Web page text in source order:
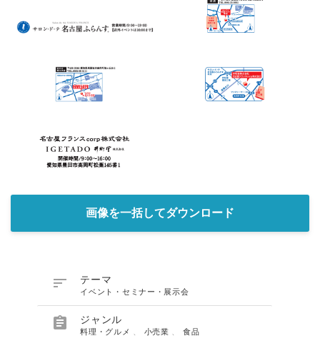
画像を一括してダウンロード
 テーマ
イベント・セミナー・展示会
 ジャンル
料理・グルメ 小売業 食品
Japanese